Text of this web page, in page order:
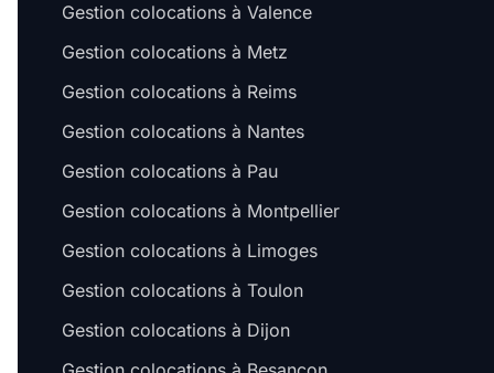
Gestion colocations à Valence
Gestion colocations à Metz
Gestion colocations à Reims
Gestion colocations à Nantes
Gestion colocations à Pau
Gestion colocations à Montpellier
Gestion colocations à Limoges
Gestion colocations à Toulon
Gestion colocations à Dijon